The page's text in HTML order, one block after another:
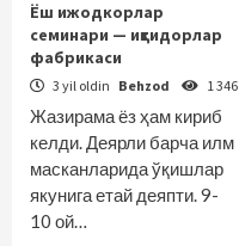
Ёш ижодкорлар
семинари — иқтидорлар
фабрикаси
3 yil oldin Behzod 1 346
Жазирама ёз ҳам кириб
келди. Деярли барча илм
масканларида ўқишлар
якунига етай деяпти. 9-
10 ой…